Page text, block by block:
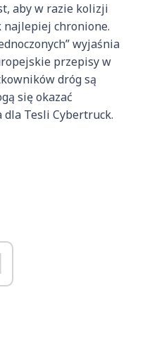
aby w razie kolizji
najlepiej chronione.
wyjaśnia
przepisy w
dróg są
się okazać
Tesli Cybertruck.